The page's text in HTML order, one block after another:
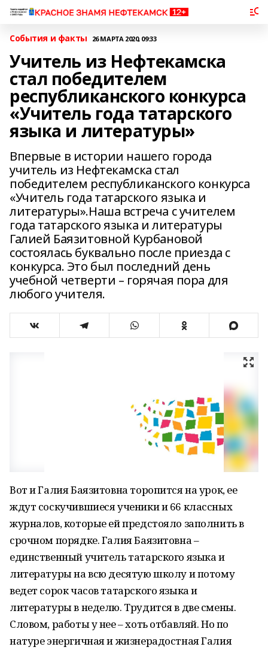
События и факты 26 МАРТА 2020, 09:33
Учитель из Нефтекамска
стал победителем
республиканского конкурса
«Учитель года татарского
языка и литературы»
Впервые в истории нашего города
учитель из Нефтекамска стал
победителем республиканского конкурса
«Учитель года татарского языка и
литературы».Наша встреча с учителем
года татарского языка и литературы
Галией Баязитовной Курбановой
состоялась буквально после приезда с
конкурса. Это был последний день
учебной четверти – горячая пора для
любого учителя.
Вот и Галия Баязитовна торопится на урок, ее
ждут соскучившиеся ученики и 66 классных
журналов, которые ей предстояло заполнить в
срочном порядке. Галия Баязитовна –
единственный учитель татарского языка и
литературы на всю десятую школу и потому
ведет сорок часов татарского языка и
литературы в неделю. Трудится в две смены.
Словом, работы у нее – хоть отбавляй. Но по
натуре энергичная и жизнерадостная Галия